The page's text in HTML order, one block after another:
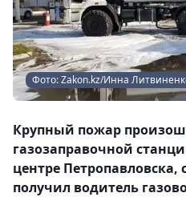
Фото: Zakon.kz/Инна
Крупный пожар
газозаправочной
центре
получил водитель